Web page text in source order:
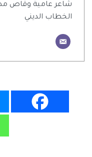
شاعر عامية وقاص
الخطاب الديني